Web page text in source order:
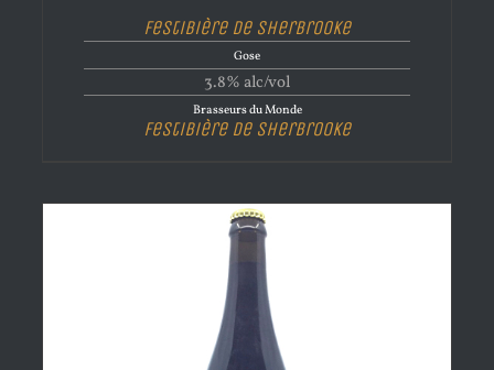
Festibière de Sherbrooke
Gose
3.8% alc/vol
Brasseurs du Monde
Festibière de Sherbrooke